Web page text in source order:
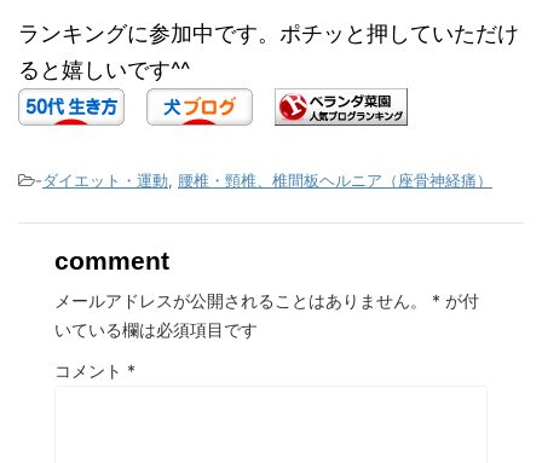
ランキングに参加中です。ポチッと押していただけ
ると嬉しいです^^
-ダイエット・運動, 腰椎・頸椎、椎間板ヘルニア（座骨神経痛）
comment
メールアドレスが公開されることはありません。 * が付
いている欄は必須項目です
コメント *